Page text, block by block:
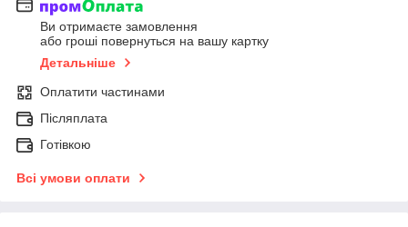
Ви отримаєте замовлення
або гроші повернуться на вашу картку
Детальніше
Оплатити частинами
Післяплата
Готівкою
Всі умови оплати